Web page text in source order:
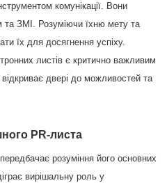
комунікації. Вони
та ЗМІ. Розуміючи їхню мету та
їх для досягнення успіху.
листів є критично важливим
двері до можливостей та
PR-листа
розуміння його основних
вирішальну роль у